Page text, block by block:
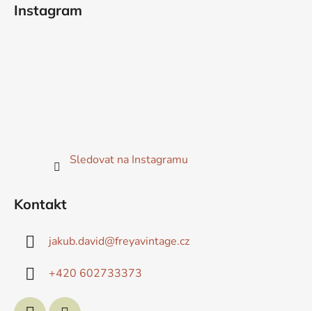
Instagram
Sledovat na Instagramu
Kontakt
jakub.david@freyavintage.cz
+420 602733373